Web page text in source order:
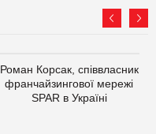
Роман Корсак, співвласник
франчайзингової мережі
SPAR в Україні